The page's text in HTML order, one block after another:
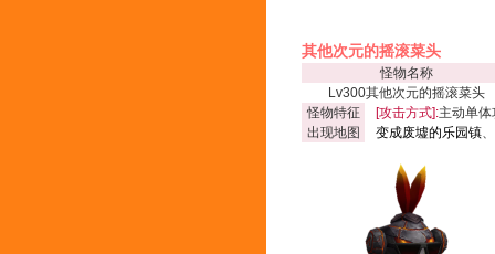
其他次元的摇滚菜头
怪物名称
Lv300其他次元的摇滚菜头
怪物特征
[攻击方式]:主动单体
出现地图
变成废墟的乐园镇、